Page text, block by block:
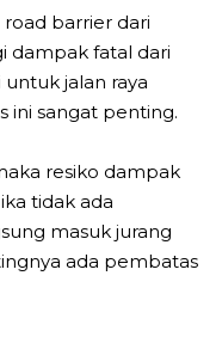
barrier dari
dampak fatal dari
jalan raya
ini sangat penting.
resiko dampak
tidak ada
masuk jurang
ada pembatas